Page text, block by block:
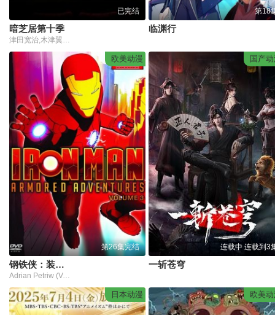
已完结
暗芝居第十季
津田宽治,木津翼,深泽大河,篠田谅,园山敬介,泽井正棋,泽田敏子,二又一成,森礼子,千本木彩花,松田利冴,山崎夏菜,奈日抽音音,水科葵,ぽんず
第18
临渊行
欧美动漫
第26集完结
钢铁侠：装甲冒险第一季
Adrian Petriw (Voice),Anna Cummer (Voice),Daniel Bacon (Voice)
国产
连载中 连载到3
一斩苍穹
日本动漫 欧美